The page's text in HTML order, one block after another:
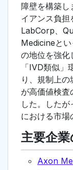
障壁を構築し
イアンス負担
LabCorp、
Medicineと
の地位を強化
「IVD類似
り、規制上
が高価値検査
した。した
における市場
主要企業
Axon